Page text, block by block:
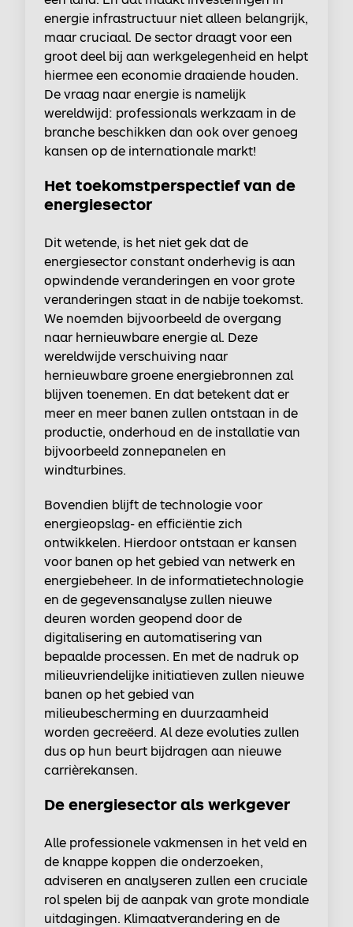
energie infrastructuur niet alleen belangrijk,
maar cruciaal. De sector draagt voor een
groot deel bij aan werkgelegenheid en helpt
hiermee een economie draaiende houden.
De vraag naar energie is namelijk
wereldwijd: professionals werkzaam in de
branche beschikken dan ook over genoeg
kansen op de internationale markt!
Het toekomstperspectief van de
energiesector
Dit wetende, is het niet gek dat de
energiesector constant onderhevig is aan
opwindende veranderingen en voor grote
veranderingen staat in de nabije toekomst.
We noemden bijvoorbeeld de overgang
naar hernieuwbare energie al. Deze
wereldwijde verschuiving naar
hernieuwbare groene energiebronnen zal
blijven toenemen. En dat betekent dat er
meer en meer banen zullen ontstaan in de
productie, onderhoud en de installatie van
bijvoorbeeld zonnepanelen en
windturbines.
Bovendien blijft de technologie voor
energieopslag- en efficiëntie zich
ontwikkelen. Hierdoor ontstaan er kansen
voor banen op het gebied van netwerk en
energiebeheer. In de informatietechnologie
en de gegevensanalyse zullen nieuwe
deuren worden geopend door de
digitalisering en automatisering van
bepaalde processen. En met de nadruk op
milieuvriendelijke initiatieven zullen nieuwe
banen op het gebied van
milieubescherming en duurzaamheid
worden gecreëerd. Al deze evoluties zullen
dus op hun beurt bijdragen aan nieuwe
carrièrekansen.
De energiesector als werkgever
Alle professionele vakmensen in het veld en
de knappe koppen die onderzoeken,
adviseren en analyseren zullen een cruciale
rol spelen bij de aanpak van grote mondiale
uitdagingen. Klimaatverandering en de